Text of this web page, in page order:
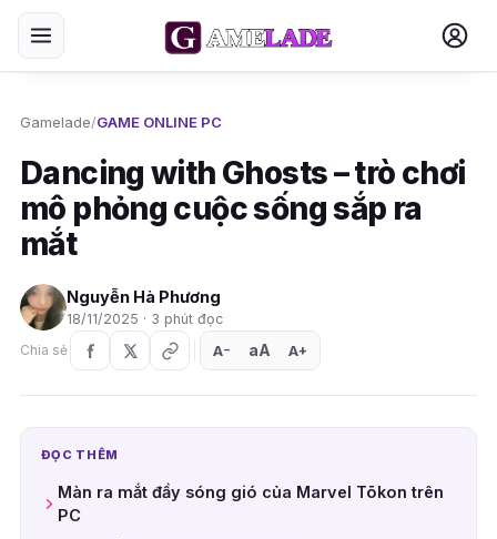
Gamelade/GAME ONLINE PC
Dancing with Ghosts – trò chơi
mô phỏng cuộc sống sắp ra
mắt
Nguyễn Hà Phương
18/11/2025 · 3 phút đọc
Chia sẻ
A− aA A+
ĐỌC THÊM
Màn ra mắt đầy sóng gió của Marvel Tōkon trên
PC